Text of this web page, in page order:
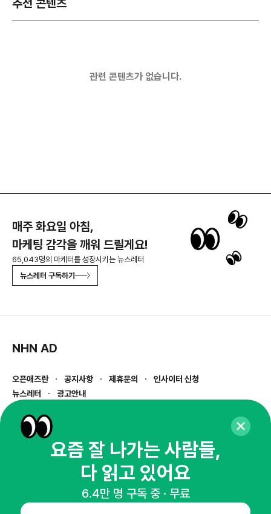
추천 콘텐츠
관련 콘텐츠가 없습니다.
매주 화요일 아침,
마케팅 감각을 깨워 드릴게요!
65,043명의 마케터를 성장시키는 뉴스레터
뉴스레터 구독하기
NHN AD
오픈애즈란 공지사항 제휴문의
인사이터 신청
뉴스레터
광고안내
경기도 성남시 분당구 대왕판교로645번길 16
사업자등록번호 : 144-81-27690(
통신판매업신고번호 : 2014-경기성남-1023
호스팅서비스사업자 : 오픈애즈
1800-2198
openads@openads.co.kr
요즘 잘 나가는 사람들,
다 읽고 있어요
6.4만 명 구독 중 · 무료